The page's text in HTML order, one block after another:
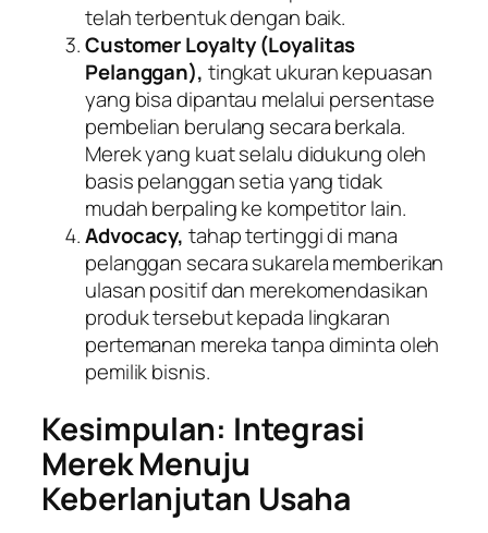
telah terbentuk dengan baik.
Customer Loyalty(Loyalitas
Pelanggan), tingkat ukuran kepuasan
yang bisa dipantau melalui persentase
pembelian berulang secara berkala.
Merek yang kuat selalu didukung oleh
basis pelanggan setia yang tidak
mudah berpaling ke kompetitor lain.
Advocacy, tahap tertinggi di mana
pelanggan secara sukarela memberikan
ulasan positif dan merekomendasikan
produk tersebut kepada lingkaran
pertemanan mereka tanpa diminta oleh
pemilik bisnis.
Kesimpulan: Integrasi
Merek Menuju
Keberlanjutan Usaha